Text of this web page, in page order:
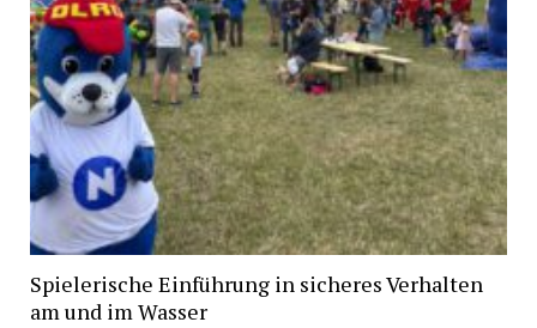
Spielerische Einführung in sicheres Verhalten
am und im Wasser